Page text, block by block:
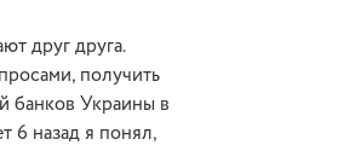
друг друга.
получить
банков Украины в
6 назад я понял,